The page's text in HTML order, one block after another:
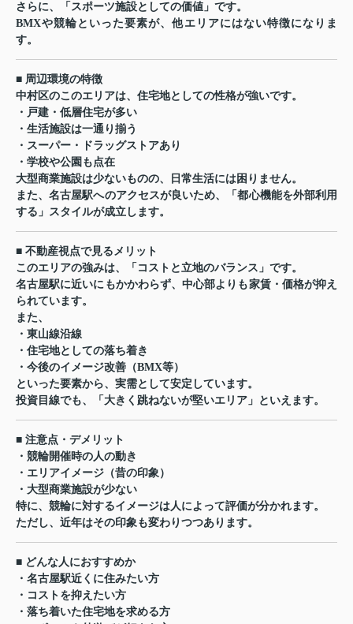
さらに、「スポーツ施設としての価値」です。
BMXや競輪といった要素が、他エリアにはない特徴になりま
す。
■ 周辺環境の特徴
中村区のこのエリアは、住宅地としての性格が強いです。
・戸建・低層住宅が多い
・生活施設は一通り揃う
・スーパー・ドラッグストアあり
・学校や公園も点在
大型商業施設は少ないものの、日常生活には困りません。
また、名古屋駅へのアクセスが良いため、「都心機能を外部利用
する」スタイルが成立します。
■ 不動産視点で見るメリット
このエリアの強みは、「コストと立地のバランス」です。
名古屋駅に近いにもかかわらず、中心部よりも家賃・価格が抑え
られています。
また、
・東山線沿線
・住宅地としての落ち着き
・今後のイメージ改善（BMX等）
といった要素から、実需として安定しています。
投資目線でも、「大きく跳ねないが堅いエリア」といえます。
■ 注意点・デメリット
・競輪開催時の人の動き
・エリアイメージ（昔の印象）
・大型商業施設が少ない
特に、競輪に対するイメージは人によって評価が分かれます。
ただし、近年はその印象も変わりつつあります。
■ どんな人におすすめか
・名古屋駅近くに住みたい方
・コストを抑えたい方
・落ち着いた住宅地を求める方